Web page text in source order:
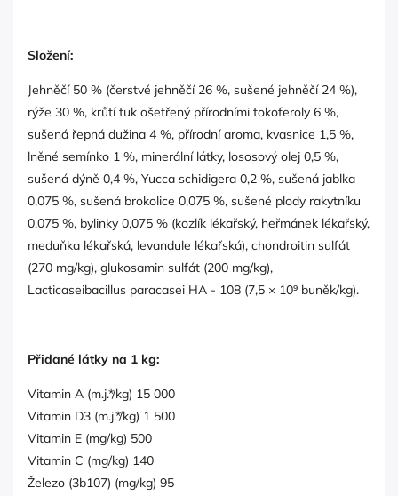
Složení:
Jehněčí 50 % (čerstvé jehněčí 26 %, sušené jehněčí 24 %),
rýže 30 %, krůtí tuk ošetřený přírodními tokoferoly 6 %,
sušená řepná dužina 4 %, přírodní aroma, kvasnice 1,5 %,
lněné semínko 1 %, minerální látky, lososový olej 0,5 %,
sušená dýně 0,4 %, Yucca schidigera 0,2 %, sušená jablka
0,075 %, sušená brokolice 0,075 %, sušené plody rakytníku
0,075 %, bylinky 0,075 % (kozlík lékařský, heřmánek lékařský,
meduňka lékařská, levandule lékařská), chondroitin sulfát
(270 mg/kg), glukosamin sulfát (200 mg/kg),
Lacticaseibacillus paracasei HA - 108 (7,5 × 10⁹ buněk/kg).
Přidané látky na 1 kg:
Vitamin A (m.j.*/kg) 15 000
Vitamin D3 (m.j.*/kg) 1 500
Vitamin E (mg/kg) 500
Vitamin C (mg/kg) 140
Železo (3b107) (mg/kg) 95